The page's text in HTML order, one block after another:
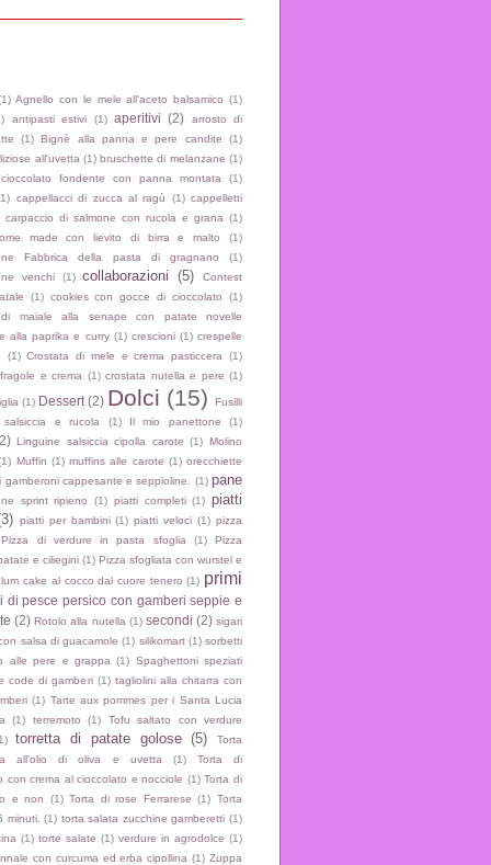
Agnello con le mele all'aceto balsamico (1)
antipasti estivi (1) aperitivi (2)
arrosto di
(1) Bignè alla panna e pere candite
(1)
all'uvetta (1) bruschette di melanzane (1)
fondente con panna montata
(1)
cappellacci di zucca al ragù (1) cappelletti
carpaccio di salmone con rucola e grana (1)
made con lievito di birra e malto
(1)
Fabbrica della pasta di gragnano
(1)
venchi
(1) collaborazioni (5)
Contest
(1) cookies con gocce di cioccolato
(1)
di maiale alla senape con patate novelle
alla paprika e curry (1) crescioni (1) crespelle
(1) Crostata di mele e crema pasticcera
(1)
e crema (1) crostata nutella e pere (1)
(1) Dessert (2) Dolci (15)
Fusilli
salsiccia e rucola
(1) Il mio panettone (1)
Linguine salsiccia cipolla carote (1) Molino
Muffin (1) muffins alle carote (1) orecchiette
gamberoni cappesante e seppioline.
(1) pane
sprint ripieno (1) piatti completi (1) piatti
piatti per bambini (1) piatti veloci (1) pizza
Pizza di verdure in pasta sfoglia
(1)
Pizza
e ciliegini (1) Pizza sfogliata con wurstel e
cake al cocco dal cuore tenero (1) primi
di pesce persico con gamberi seppie e
(2) Rotolo alla nutella (1) secondi (2) sigari
salsa di guacamole (1) silikomart (1) sorbetti
alle pere e grappa (1) Spaghettoni speziati
code di gamberi (1) tagliolini alla chitarra con
(1) Tarte aux pommes per i Santa Lucia
(1) terremoto (1)
Tofu saltato con verdure
torretta di patate golose (5)
Torta
all'olio di oliva e uvetta
(1)
Torta di
con crema al cioccolato e nocciole (1) Torta di
e non
(1) Torta di rose Ferrarese (1) Torta
minuti. (1) torta salata zucchine gamberetti (1)
(1) torte salate (1) verdure in agrodolce (1)
con curcuma ed erba cipollina (1) Zuppa